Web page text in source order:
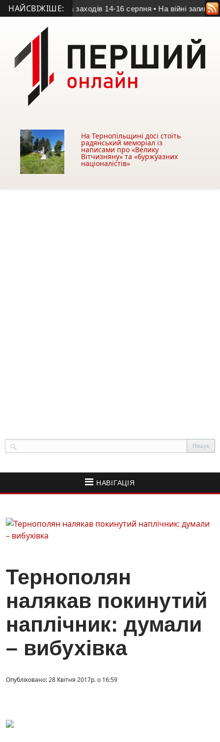
НАЙСВІЖІШЕ:
програма заходів 14-16 серпня • На війні загинув
На Тернопільщині досі стоїть
радянський меморіал із
написами про «Велику
Вітчизняну» та «буржуазних
націоналістів»
НАВІГАЦІЯ
Тернополян
налякав покинутий
наплічник: думали
– вибухівка
Опубліковано: 28 Квітня 2017р. о 16:59